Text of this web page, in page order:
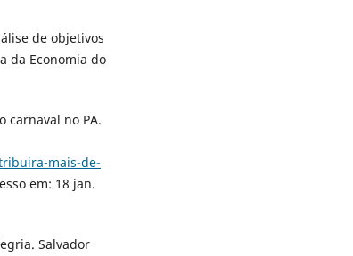
de objetivos
da Economia do
carnaval no PA.
mais-de-
em: 18 jan.
Salvador